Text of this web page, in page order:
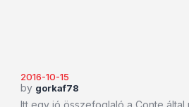
2016-10-15
by gorkaf78